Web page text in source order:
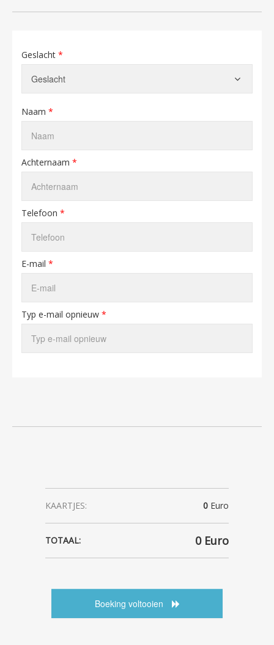
Geslacht *
Naam *
Achternaam *
Telefoon *
E-mail *
Typ e-mail opnieuw *
KAARTJES: 0 Euro
TOTAAL: 0Euro
Boeking voltooien